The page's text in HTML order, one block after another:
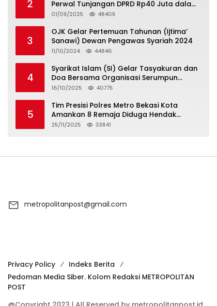
2
Perwal Tunjangan DPRD Rp40 Juta dalam
5 Hari atau Hadapi Aksi Rakyat
01/09/2025 48409
3
OJK Gelar Pertemuan Tahunan (Ijtima’
Sanawi) Dewan Pengawas Syariah 2024
11/10/2024 44846
4
Syarikat Islam (SI) Gelar Tasyakuran dan
Doa Bersama Organisasi Serumpun
Syarikat Islam Doa
16/10/2025 40775
5
Tim Presisi Polres Metro Bekasi Kota
Amankan 8 Remaja Diduga Hendak
Tawuran
25/11/2025 33841
metropolitanpost@gmail.com
Privacy Policy
Indeks Berita
Pedoman Media Siber. Kolom Redaksi METROPOLITAN
POST